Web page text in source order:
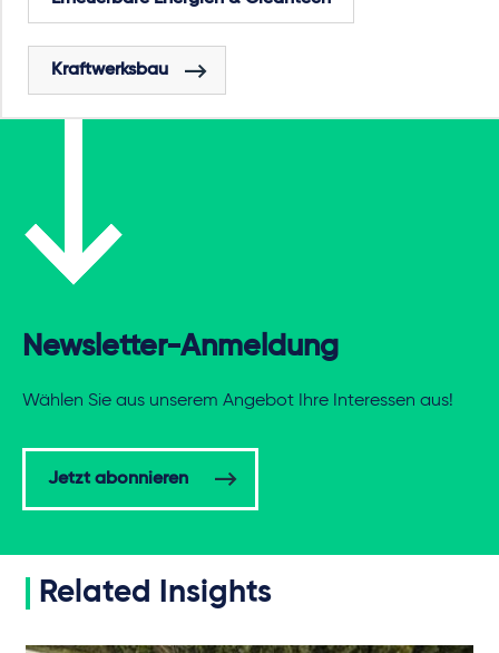
Kraftwerksbau
Newsletter-Anmeldung
Wählen Sie aus unserem Angebot Ihre Interessen aus!
Jetzt abonnieren
Related Insights